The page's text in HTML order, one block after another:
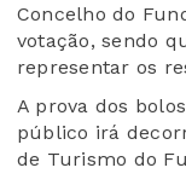
Concelho do
votação, sendo
representar os
A prova dos
público irá
de Turismo do